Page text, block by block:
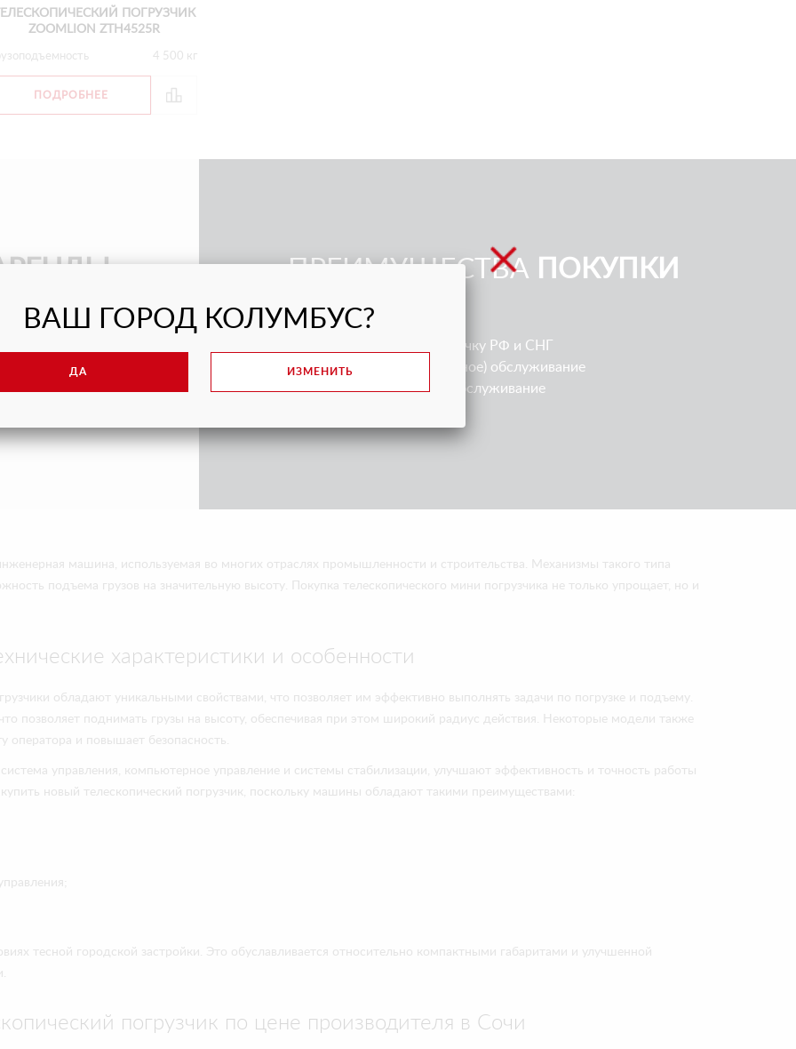
ПОГРУЗЧИК
ZOOMLION ZTH4525R
4 500 кг
ПОДРОБНЕЕ
ПРЕИМУЩЕСТВА ПОКУПКИ
Доставка в любую точку РФ и СНГ
Сервисное (гарантийное) обслуживание
Послегарантийное обслуживание
машина, используемая во многих отраслях промышленности и строительства. Механизмы такого типа
подъема грузов на значительную высоту. Покупка телескопического мини погрузчика не только упрощает, но и
характеристики и особенности
обладают уникальными свойствами, что позволяет им эффективно выполнять задачи по погрузке и подъему.
позволяет поднимать грузы на высоту, обеспечивая при этом широкий радиус действия. Некоторые модели также
оператора и повышает безопасность.
система управления, компьютерное управление и системы стабилизации, улучшают эффективность и точность работы
купить новый телескопический погрузчик, поскольку машины обладают такими преимуществами:
тесной городской застройки. Это обуславливается относительно компактными габаритами и улучшенной
погрузчик по цене производителя в Сочи
ВАШ ГОРОД КОЛУМБУС?
ДА ИЗМЕНИТЬ